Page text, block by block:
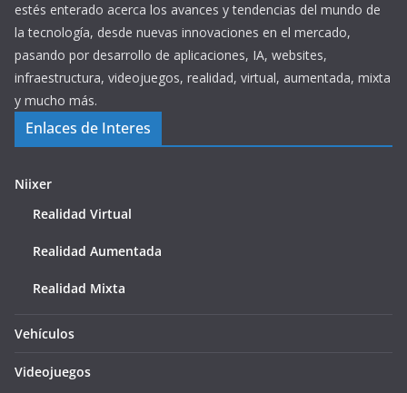
estés enterado acerca los avances y tendencias del mundo de
la tecnología, desde nuevas innovaciones en el mercado,
pasando por desarrollo de aplicaciones, IA, websites,
infraestructura, videojuegos, realidad, virtual, aumentada, mixta
y mucho más.
Enlaces de Interes
Niixer
Realidad Virtual
Realidad Aumentada
Realidad Mixta
Vehículos
Videojuegos